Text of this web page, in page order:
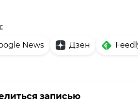
News Дзен
записью